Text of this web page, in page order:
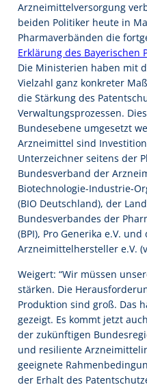
Arzneimittelversorgung
beiden Politiker heute in
Pharmaverbänden die
Erklärung des Bayerischen
Die Ministerien haben mit
Vielzahl ganz konkreter
die Stärkung des
Verwaltungsprozessen.
Bundesebene umgesetzt
Arzneimittel sind
Unterzeichner seitens der
Bundesverband der
Biotechnologie-Industrie-
(BIO Deutschland), der
Bundesverbandes der
(BPI), Pro Generika e.V.
Arzneimittelhersteller e.V.
Weigert: “Wir müssen
stärken. Die
Produktion sind groß. Das
gezeigt. Es kommt jetzt
der zukünftigen
und resiliente
geeignete
der Erhalt des